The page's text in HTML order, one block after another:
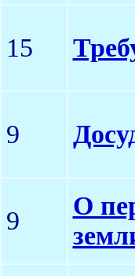
15
9
9
О